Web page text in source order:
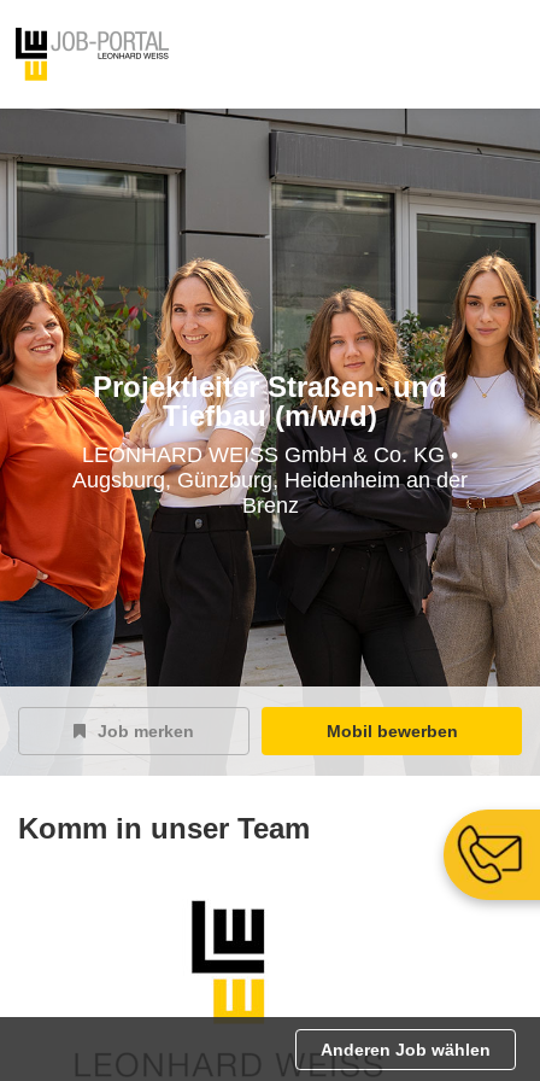
Projektleiter Straßen- und
Tiefbau (m/w/d)
LEONHARD WEISS GmbH & Co. KG •
Augsburg, Günzburg, Heidenheim an der
Brenz
Job merken Mobil bewerben
Komm in unser Team
Anderen Job wählen